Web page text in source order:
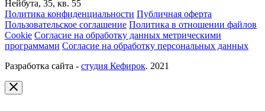
Нейбута, 35, кв. 55
Политика конфиденциальности Публичная оферта
Пользовательское соглашение Политика в отношении файлов
Cookie Согласие на обработку данных метрическими
программами Согласие на обработку персональных данных
Разработка сайта - студия Кефирок. 2021